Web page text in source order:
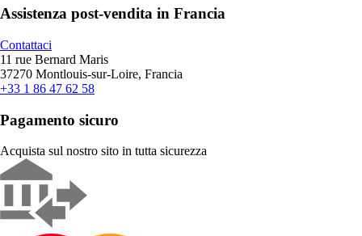
Assistenza post-vendita in Francia
Contattaci
11 rue Bernard Maris
37270 Montlouis-sur-Loire, Francia
+33 1 86 47 62 58
Pagamento sicuro
Acquista sul nostro sito in tutta sicurezza